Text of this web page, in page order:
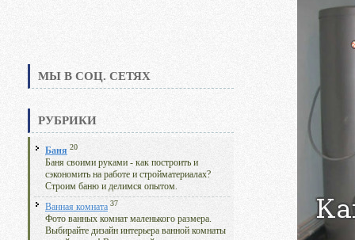
МЫ В СОЦ. СЕТЯХ
РУБРИКИ
Баня 20
Баня своими руками - как построить и
сэкономить на работе и стройматериалах?
Строим баню и делимся опытом.
Ванная комната 37
Фото ванных комнат маленького размера.
Выбирайте дизайн интерьера ванной комнаты